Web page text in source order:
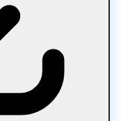
contenido? Pruebe
AI redacción de
Sobre